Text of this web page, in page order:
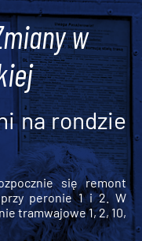
w
na rondzie
się remont
peronie 1 i 2. W
tramwajowe 1, 2, 10,